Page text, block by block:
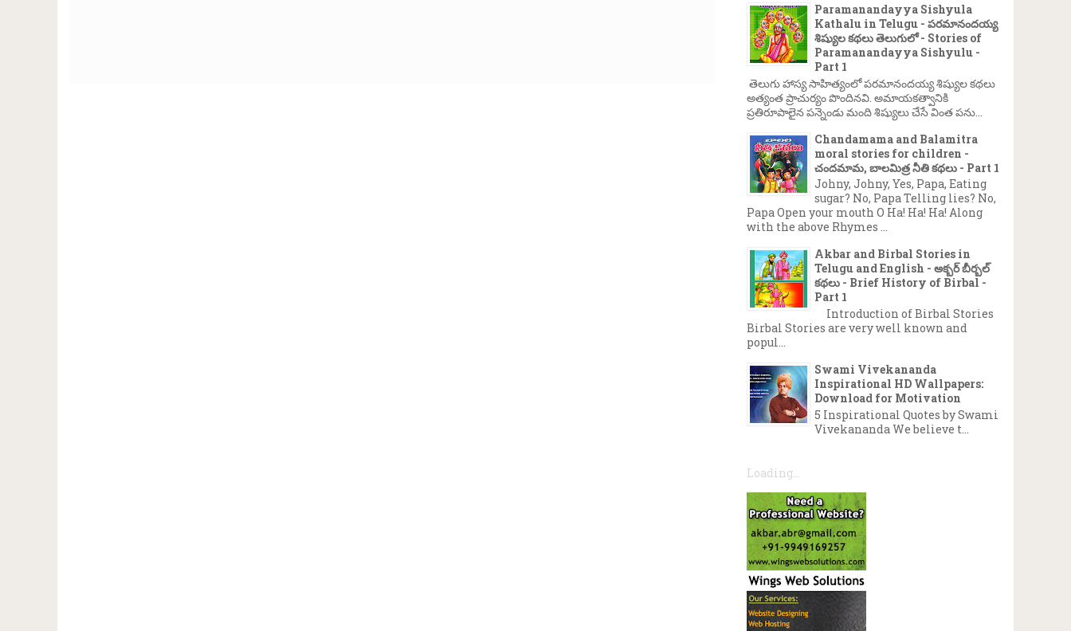
Paramanandayya Sishyula
Kathalu in Telugu - పరమానందయ్య
శిష్యుల కథలు తెలుగులో - Stories of
Paramanandayya Sishyulu -
Part 1
తెలుగు హాస్య సాహిత్యంలో పరమానందయ్య శిష్యుల కథలు
అత్యంత ప్రాచుర్యం పొందినవి. అమాయకత్వానికి
ప్రతిరూపాలైన పన్నెండు మంది శిష్యులు చేసే వింత పను...
Chandamama and Balamitra
moral stories for children -
చందమామ, బాలమిత్ర నీతి కథలు - Part 1
Johny, Johny, Yes, Papa, Eating
sugar? No, Papa Telling lies? No,
Papa Open your mouth O Ha! Ha! Ha! Along
with the above Rhymes ...
Akbar and Birbal Stories in
Telugu and English - అక్బర్ బీర్బల్
కథలు - Brief History of Birbal -
Part 1
Introduction of Birbal Stories
Birbal Stories are very well known and
popul...
Swami Vivekananda
Inspirational HD Wallpapers:
Download for Motivation
5 Inspirational Quotes by Swami
Vivekananda We believe t...
Loading...